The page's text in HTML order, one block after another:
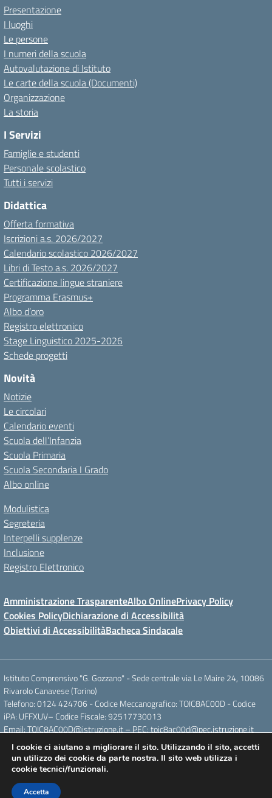
Presentazione
I luoghi
Le persone
I numeri della scuola
Autovalutazione di Istituto
Le carte della scuola (Documenti)
Organizzazione
La storia
I Servizi
Famiglie e studenti
Personale scolastico
Tutti i servizi
Didattica
Offerta formativa
Iscrizioni a.s. 2026/2027
Calendario scolastico 2026/2027
Libri di Testo a.s. 2026/2027
Certificazione lingue straniere
Programma Erasmus+
Albo d’oro
Registro elettronico
Stage Linguistico 2025-2026
Schede progetti
Novità
Notizie
Le circolari
Calendario eventi
Scuola dell’Infanzia
Scuola Primaria
Scuola Secondaria I Grado
Albo online
Modulistica
Segreteria
Interpelli supplenze
Inclusione
Registro Elettronico
Amministrazione TrasparenteAlbo OnlinePrivacy Policy
Cookies PolicyDichiarazione di Accessibilità
Obiettivi di AccessibilitàBacheca Sindacale
Istituto Comprensivo "G. Gozzano" - Sede centrale via Le Maire 24, 10086
Rivarolo Canavese (Torino)
Telefono: 0124 424706 - Codice Meccanografico: TOIC8AC00D - Codice
iPA: UFFXUV– Codice Fiscale: 92517730013
Email: TOIC8AC00D@istruzione.it – PEC: toic8ac00d@pec.istruzione.it
Concept & Design by Designers Italia
I cookie ci aiutano a migliorare il sito. Utilizzando il sito, accetti
un utilizzo dei cookie da parte nostra. Il sito web utilizza i
cookie tecnici/funzionali.
Accetta